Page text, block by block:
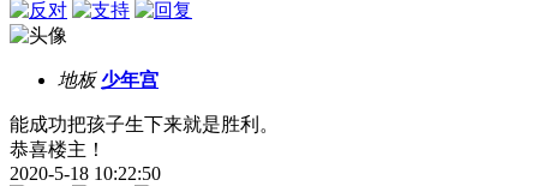
地板 少年宫
能成功把孩子生下来就是胜利。
恭喜楼主！
2020-5-18 10:22:50